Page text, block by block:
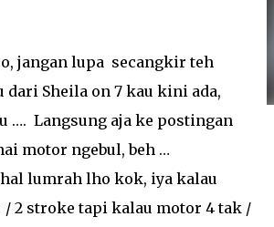
jangan lupa secangkir teh
dari Sheila on 7 kau kini ada,
…. Langsung aja ke postingan
motor ngebul, beh …
lumrah lho kok, iya kalau
2 stroke tapi kalau motor 4 tak /